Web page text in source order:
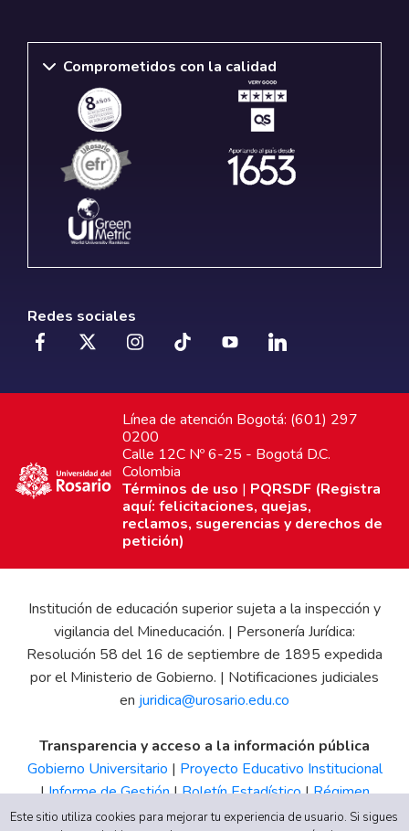
Comprometidos con la calidad
Redes sociales
Línea de atención Bogotá: (601) 297
0200
Calle 12C Nº 6-25 - Bogotá D.C.
Colombia
Términos de uso | PQRSDF (Registra
aquí: felicitaciones, quejas,
reclamos, sugerencias y derechos de
petición)
Institución de educación superior sujeta a la inspección y
vigilancia del Mineducación. | Personería Jurídica:
Resolución 58 del 16 de septiembre de 1895 expedida
por el Ministerio de Gobierno. | Notificaciones judiciales
en juridica@urosario.edu.co
Transparencia y acceso a la información pública
Gobierno Universitario | Proyecto Educativo Institucional
|Informe de Gestión|Boletín Estadístico|Régimen
Tributario|Estados Financieros |Código de Ética| Canal
Este sitio utiliza cookies para mejorar tu experiencia de usuario. Si sigues